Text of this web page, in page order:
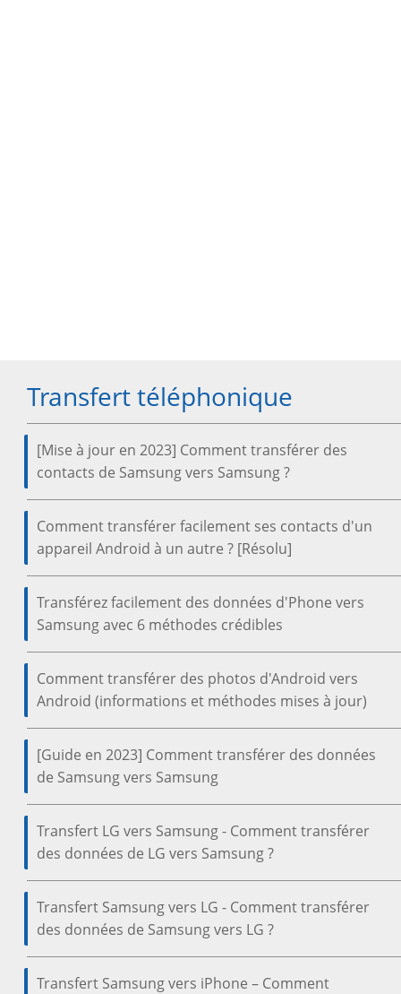
Transfert téléphonique
[Mise à jour en 2023] Comment transférer des
contacts de Samsung vers Samsung ?
Comment transférer facilement ses contacts d'un
appareil Android à un autre ? [Résolu]
Transférez facilement des données d'Phone vers
Samsung avec 6 méthodes crédibles
Comment transférer des photos d'Android vers
Android (informations et méthodes mises à jour)
[Guide en 2023] Comment transférer des données
de Samsung vers Samsung
Transfert LG vers Samsung - Comment transférer
des données de LG vers Samsung ?
Transfert Samsung vers LG - Comment transférer
des données de Samsung vers LG ?
Transfert Samsung vers iPhone – Comment